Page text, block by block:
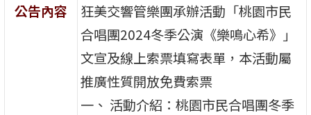
公告內容
狂美交響管樂團承辦活動「桃園市民
合唱團2024冬季公演《樂鳴心希》」
文宣及線上索票填寫表單，本活動屬
推廣性質開放免費索票
一、 活動介紹：桃園市民合唱團冬季